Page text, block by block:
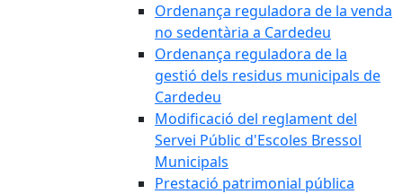
Ordenança reguladora de la venda
no sedentària a Cardedeu
Ordenança reguladora de la
gestió dels residus municipals de
Cardedeu
Modificació del reglament del
Servei Públic d'Escoles Bressol
Municipals
Prestació patrimonial pública